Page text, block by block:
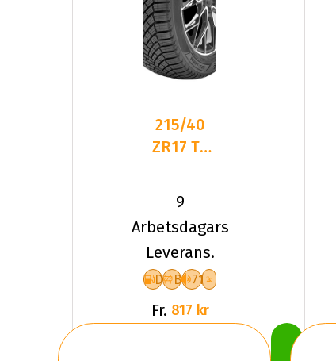
215/40
ZR17 TL
LANDSAIL
4-
SEASONS
3 XL
9
Arbetsdagars
Leverans.
D B 71
Fr. 817 kr